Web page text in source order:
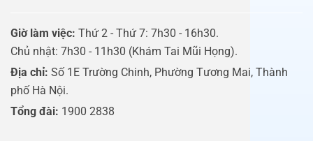
Giờ làm việc: Thứ 2 - Thứ 7: 7h30 - 16h30.
Chủ nhật: 7h30 - 11h30 (Khám Tai Mũi Họng).
Địa chỉ: Số 1E Trường Chinh, Phường Tương Mai, Thành
phố Hà Nội.
Tổng đài: 1900 2838